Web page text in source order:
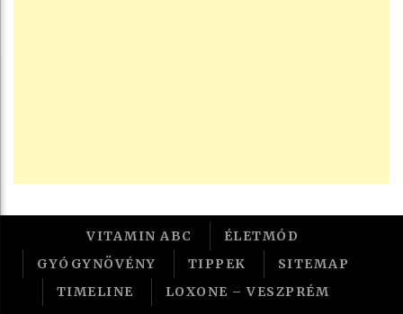
VITAMIN ABC
ÉLETMÓD
GYÓGYNÖVÉNY
TIPPEK
SITEMAP
TIMELINE
LOXONE – VESZPRÉM